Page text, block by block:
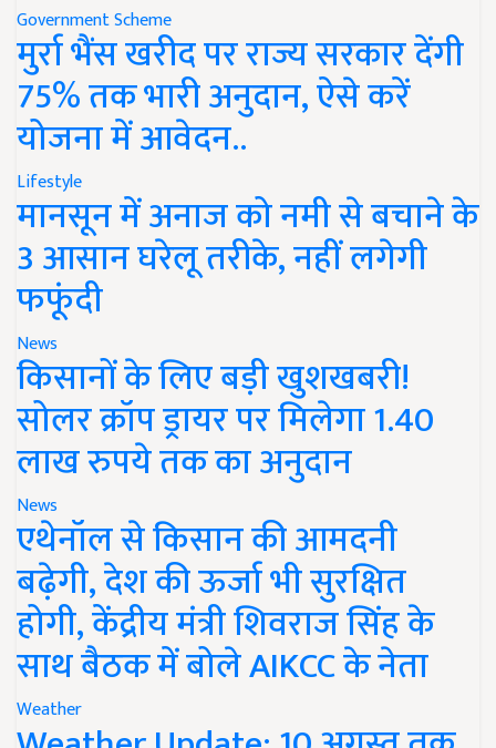
Government Scheme
मुर्रा भैंस खरीद पर राज्य सरकार देंगी
75% तक भारी अनुदान, ऐसे करें
योजना में आवेदन..
Lifestyle
मानसून में अनाज को नमी से बचाने के
3 आसान घरेलू तरीके, नहीं लगेगी
फफूंदी
News
किसानों के लिए बड़ी खुशखबरी!
सोलर क्रॉप ड्रायर पर मिलेगा 1.40
लाख रुपये तक का अनुदान
News
एथेनॉल से किसान की आमदनी
बढ़ेगी, देश की ऊर्जा भी सुरक्षित
होगी, केंद्रीय मंत्री शिवराज सिंह के
साथ बैठक में बोले AIKCC के नेता
Weather